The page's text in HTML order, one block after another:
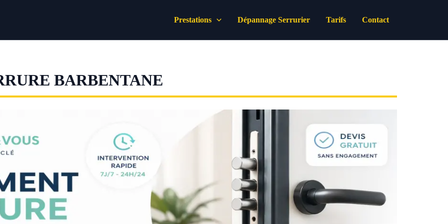
Prestations Dépannage Serrurier Tarifs Contact
BARBENTANE